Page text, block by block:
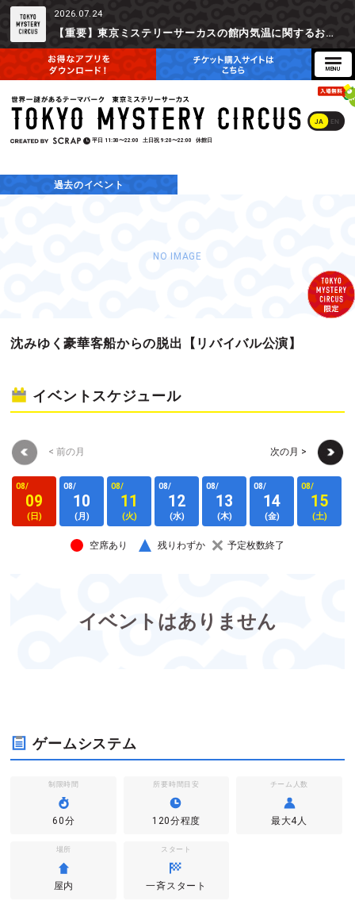
2026.07.24
【重要】東京ミステリーサーカスの館内気温に関するお詫びとご参加辞退時の返金対応について
JA EN
平日 11:30〜22:00 土日祝 9:20〜22:00 休館日
過去のイベント
NO IMAGE
沈みゆく豪華客船からの脱出【リバイバル公演】
イベントスケジュール
< 前の月 次の月 >
08/
09
(日)
08/
10
(月)
08/
11
(火)
08/
12
(水)
08/
13
(木)
08/
14
(金)
08/
15
(土)
空席あり 残りわずか 予定枚数終了
イベントはありません
ゲームシステム
制限時間
60分
所要時間目安
120分程度
チーム人数
最大4人
場所
屋内
スタート
一斉スタート